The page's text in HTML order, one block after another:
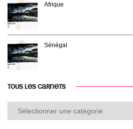
Afrique
Sénégal
TOUS LES CARNETS